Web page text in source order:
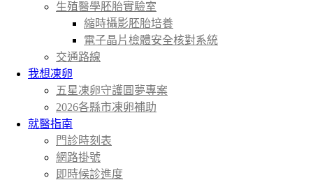
生殖醫學胚胎實驗室
縮時攝影胚胎培養
電子晶片檢體安全核對系統
交通路線
我想凍卵
五星凍卵守護圓夢專案
2026各縣市凍卵補助
就醫指南
門診時刻表
網路掛號
即時候診進度